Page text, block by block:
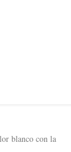
blanco con la